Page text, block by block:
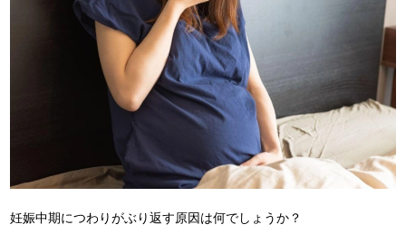
妊娠中期につわりがぶり返す原因は何でしょうか？